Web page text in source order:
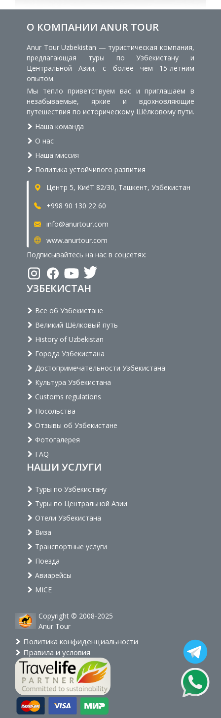
О КОМПАНИИ ANUR TOUR
Anur Tour Uzbekistan — туристическая компания,
предлагающая туры по Узбекистану и
Центральной Азии, с более чем 15-летним
опытом.
Мы тепло приветствуем вас и приглашаем в
незабываемые, яркие и вдохновляющие
путешествия по историческому Шёлковому пути.
Наша команда
О нас
Наша миссия
Политика устойчивого развития
Центр 5, КиёТ 82/30, Ташкент, Узбекистан
+998 90 130 22 60
info@anurtour.com
www.anurtour.com
Подписывайтесь на нас в соцсетях:
УЗБЕКИСТАН
Все об Узбекистане
Великий Шёлковый путь
History of Uzbekistan
Города Узбекистана
Достопримечательности Узбекистана
Культура Узбекистана
Customs regulations
Посольства
Отзывы об Узбекистане
Фотогалерея
FAQ
НАШИ УСЛУГИ
Туры по Узбекистану
Туры по Центральной Азии
Отели Узбекистана
Виза
Транспортные услуги
Поезда
Авиарейсы
MICE
Copyright © 2008-2025
Anur Tour
Политика конфиденциальности
Правила и условия